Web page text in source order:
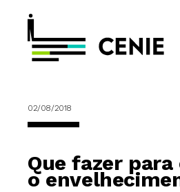
02/08/2018
Que fazer
o